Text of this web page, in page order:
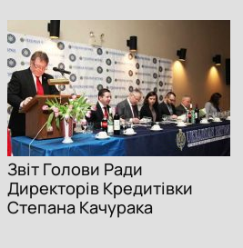
Звіт Голови Ради
Директорів Кредитівки
Степана Качурака